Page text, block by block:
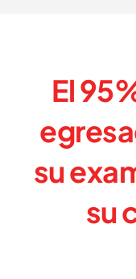
El
su
su